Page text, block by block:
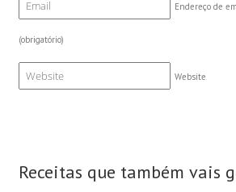
Endereço de
(obrigatório)
Website
Receitas que também vais